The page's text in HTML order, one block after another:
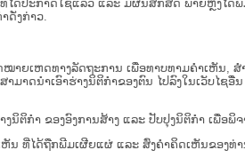
ປະກາດໃຊ້ແລ້ວ ແລະ ມີຜົນສັກສິດ ພາຍຫຼັງໄ
ດັ່ງກ່າວ.
າຍເຫດທາງລັດຖະການ ເພື່ອທາບທາມຄຳເຫັ
າດນຳເອົາຮ່າງນິຕິກຳຂອງຕົນ ໄປລົງໃນ​ເວັບ​ໄຊ​
ຕິກຳ ຂອງອົງການສ້າງ ແລະ ປັບປຸງນິຕິກຳ ເພື່ອພິຈ
ນ ທີ່ໄດ້ຖືກພີມເຜີຍແຜ່ ແລະ ສົ່ງຄຳຄິດເຫັນຂອງທ່